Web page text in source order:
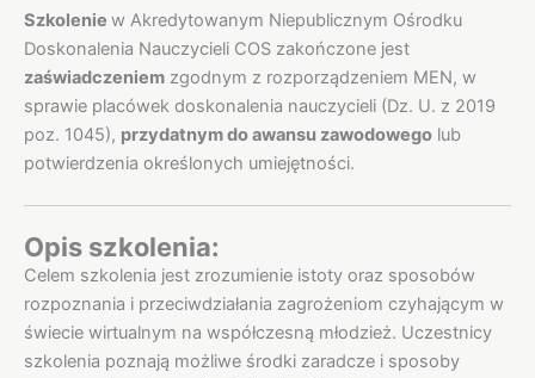
Szkolenie w Akredytowanym Niepublicznym Ośrodku
Doskonalenia Nauczycieli COS zakończone jest
zaświadczeniem zgodnym z rozporządzeniem MEN, w
sprawie placówek doskonalenia nauczycieli (Dz. U. z 2019
poz. 1045), przydatnym do awansu zawodowego lub
potwierdzenia określonych umiejętności.
Opis szkolenia:
Celem szkolenia jest zrozumienie istoty oraz sposobów
rozpoznania i przeciwdziałania zagrożeniom czyhającym w
świecie wirtualnym na współczesną młodzież. Uczestnicy
szkolenia poznają możliwe środki zaradcze i sposoby